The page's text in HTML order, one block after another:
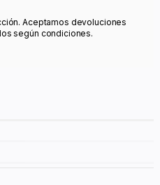
Aceptamos devoluciones
según condiciones.